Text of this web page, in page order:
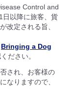
Control and
日以降に旅客、貨
改定される旨、
Bringing a Dog
ださい。
され、お客様の
なりますので、